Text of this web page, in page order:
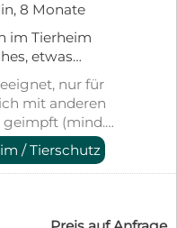
8 Monate
im Tierheim
Aber seitdem
umziehen
Sie hat sich zu
attraktiven
mit ihrem
Sie ist
nur für
mit anderen
geimpft (mind.
mit EU-
Welpenwurf,
/ Tierschutz